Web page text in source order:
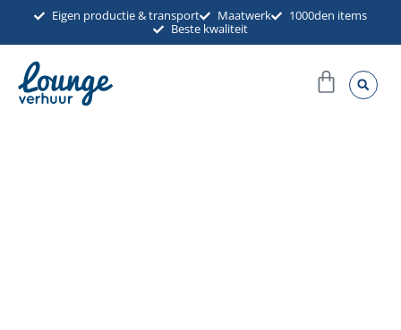
inhoud
Eigen productie & transport Maatwerk
1000den items
Beste kwaliteit